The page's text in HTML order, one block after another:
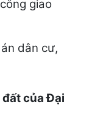
giao
dân cư,
của Đại